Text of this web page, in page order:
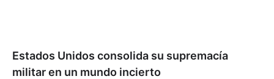
Estados Unidos consolida su supremacía
militar en un mundo incierto